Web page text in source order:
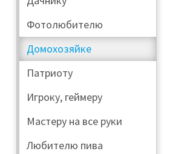
Фотолюбителю
Домохозяйке
Патриоту
Игроку, геймеру
Мастеру на все руки
Любителю пива